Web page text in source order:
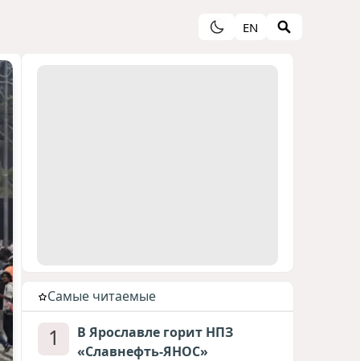
EN
Cамые читаемые
1
В Ярославле горит НПЗ
«Славнефть-ЯНОС»